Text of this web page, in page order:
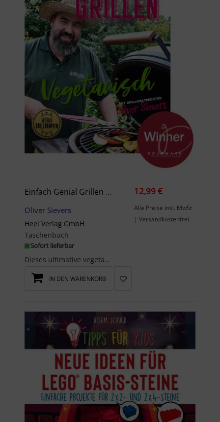
Einfach Genial Grillen - Vegetarisch
Oliver Sievers
Heel Verlag GmbH
Taschenbuch
Sofort lieferbar
Dieses ultimative vegetarische Grillbuch strotzt nur so von vielen leckeren fleischlosen Rezepten...
12,99 €
Alle Preise inkl. MwSt
| Versandkostenfrei
IN DEN WARENKORB